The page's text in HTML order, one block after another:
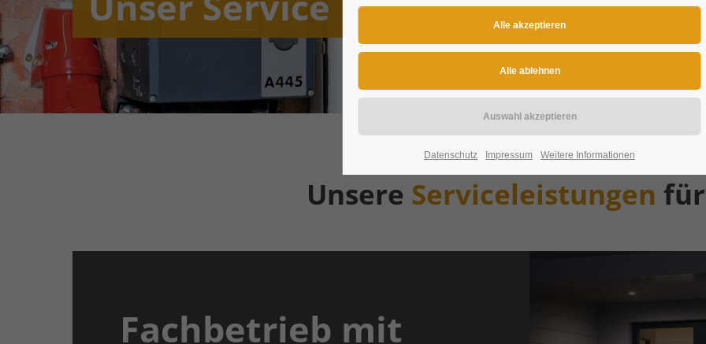
Unsere Serviceleistungen
Fachbetrieb mit
Datenschutz Impressum Weitere Informationen